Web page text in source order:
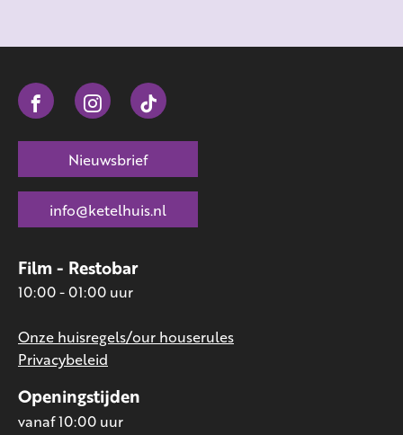
Openingstijden
vanaf 10:00 uur
Film - Restobar
10:00 - 01:00 uur
Onze huisregels/our houserules
Privacybeleid
Nieuwsbrief
info@ketelhuis.nl